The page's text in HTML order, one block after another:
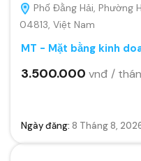
Phố Đằng Hải, Phường
04813, Việt Nam
MT - Mặt bằng kinh
3.500.000 vnđ /
Ngày đăng: 8 Tháng 8,